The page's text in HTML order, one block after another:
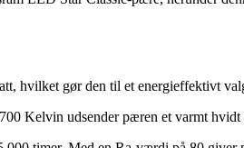
hvilket gør den til et energieffektivt
Kelvin udsender pæren et varmt